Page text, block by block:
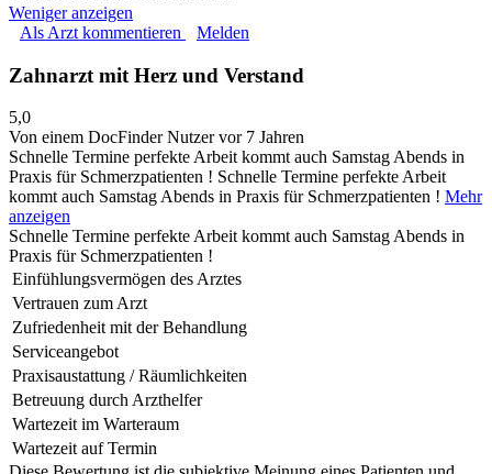
Weniger anzeigen
Als Arzt kommentieren
Melden
Zahnarzt mit Herz und Verstand
5,0
Von einem DocFinder Nutzervor 7 Jahren
Schnelle Termine perfekte Arbeit kommt auch Samstag Abends in
Praxis für Schmerzpatienten ! Schnelle Termine perfekte Arbeit
kommt auch Samstag Abends in Praxis für Schmerzpatienten ! Mehr
anzeigen
Schnelle Termine perfekte Arbeit kommt auch Samstag Abends in
Praxis für Schmerzpatienten !
Einfühlungsvermögen des Arztes
Vertrauen zum Arzt
Zufriedenheit mit der Behandlung
Serviceangebot
Praxisaustattung / Räumlichkeiten
Betreuung durch Arzthelfer
Wartezeit im Warteraum
Wartezeit auf Termin